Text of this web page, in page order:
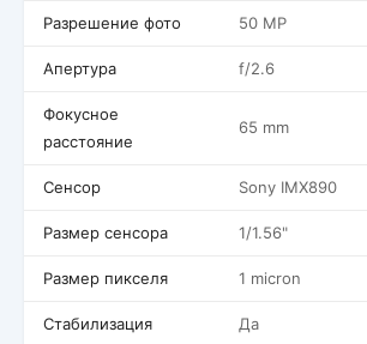
Разрешение фото 50 MP
Апертура f/2.6
Фокусное
расстояние
65 mm
Сенсор Sony IMX890
Размер сенсора 1/1.56"
Размер пикселя 1 micron
Стабилизация Да